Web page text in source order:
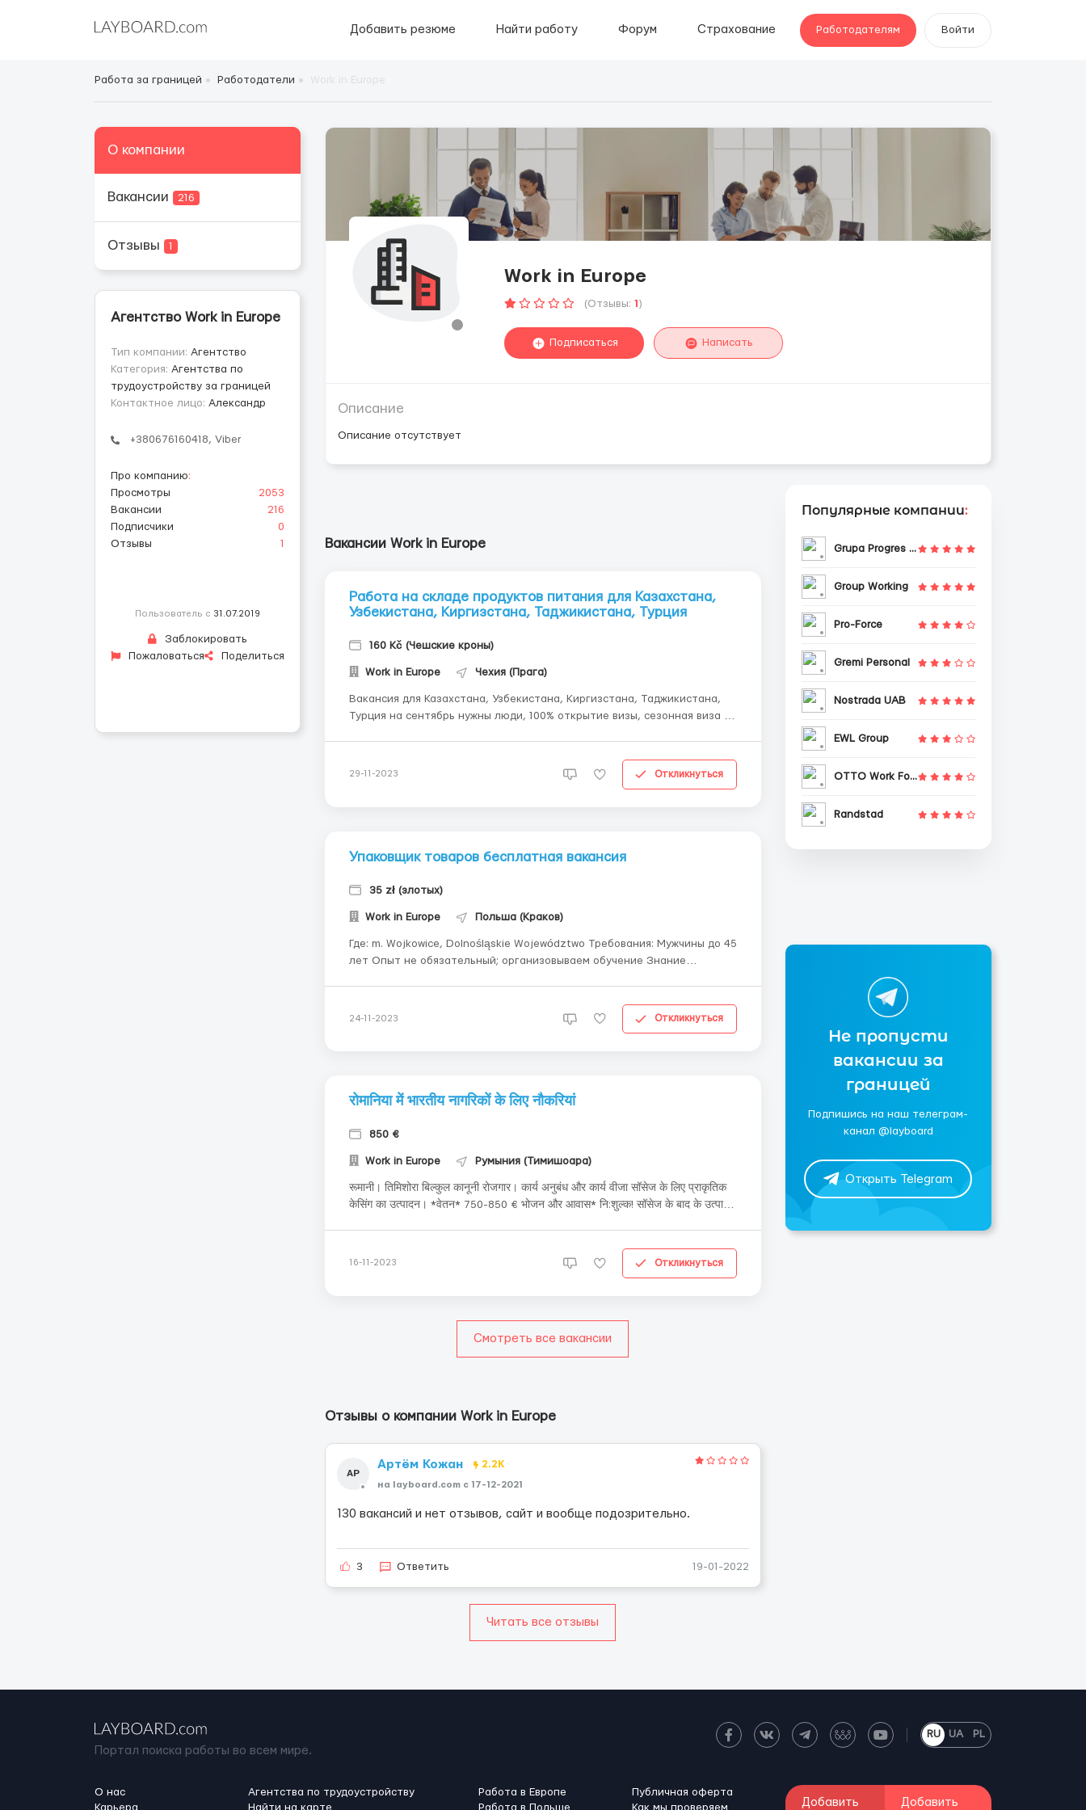
Добавить резюме Найти работу Форум Страхование Работодателям Войти
Работа за границей Работодатели
О компании
Вакансии 216
Отзывы 1
Агентство Work in Europe
Тип компании: Агентство
Категория: Агентства по
трудоустройству за границей
Контактное лицо: Александр
+380676160418, Viber
Про компанию:
Просмотры
2053
Вакансии
216
Подписчики
0
Отзывы
1
Пользователь с 31.07.2019
Заблокировать
Пожаловаться
Поделиться
Work in Europe
(Отзывы: 1 )
Подписаться Написать
Описание
Описание отсутствует
Вакансии Work in Europe
Работа на складе продуктов питания для Казахстана,
Узбекистана, Киргизстана, Таджикистана, Турция
160 Kč (Чешские кроны)
Work in Europe Чехия (Прага)
Вакансия для Казахстана, Узбекистана, Киргизстана, Таджикистана,
Турция на сентябрь нужны люди, 100% открытие визы, сезонная виза на
29-11-2023 Откликнуться
Упаковщик товаров бесплатная вакансия
35 zł (злотых)
Work in Europe Польша (Краков)
Где: m. Wojkowice, Dolnośląskie Województwo Требования: Мужчины до 45
лет Опыт не обязательный; организовываем обучение Знание
24-11-2023 Откликнуться
रोमानिया में भारतीय नागरिकों के लिए नौकरियां
850 €
Work in Europe Румыния (Тимишоара)
रूमानी। तिमिशोरा बिल्कुल कानूनी रोजगार। कार्य अनुबंध और कार्य वीजा सॉसेज के लिए प्राकृतिक
केसिंग का उत्पादन। *वेतन* 750-850 € भोजन और आवास* नि:शुल्क! सॉसेज के बाद के उत्पादन
16-11-2023 Откликнуться
Смотреть все вакансии
Отзывы о компании Work in Europe
АР
Артём Кожан 2.2K
на layboard.com c 17-12-2021
130 вакансий и нет отзывов, сайт и вообще подозрительно.
3 Ответить 19-01-2022
Читать все отзывы
Популярные компании:
Grupa Progres Sp. z o.o.
Group Working
Pro-Force
Gremi Personal
Nostrada UAB
EWL Group
OTTO Work Force
Randstad
Не пропусти
вакансии за
границей
Подпишись на наш телеграм-
канал @layboard
Открыть Telegram
Портал поиска работы во всем мире.
RU UA PL
О нас
Карьера
Агентства по трудоустройству
Найти на карте
Работа в Европе
Работа в Польше
Публичная оферта
Как мы проверяем
Добавить Добавить